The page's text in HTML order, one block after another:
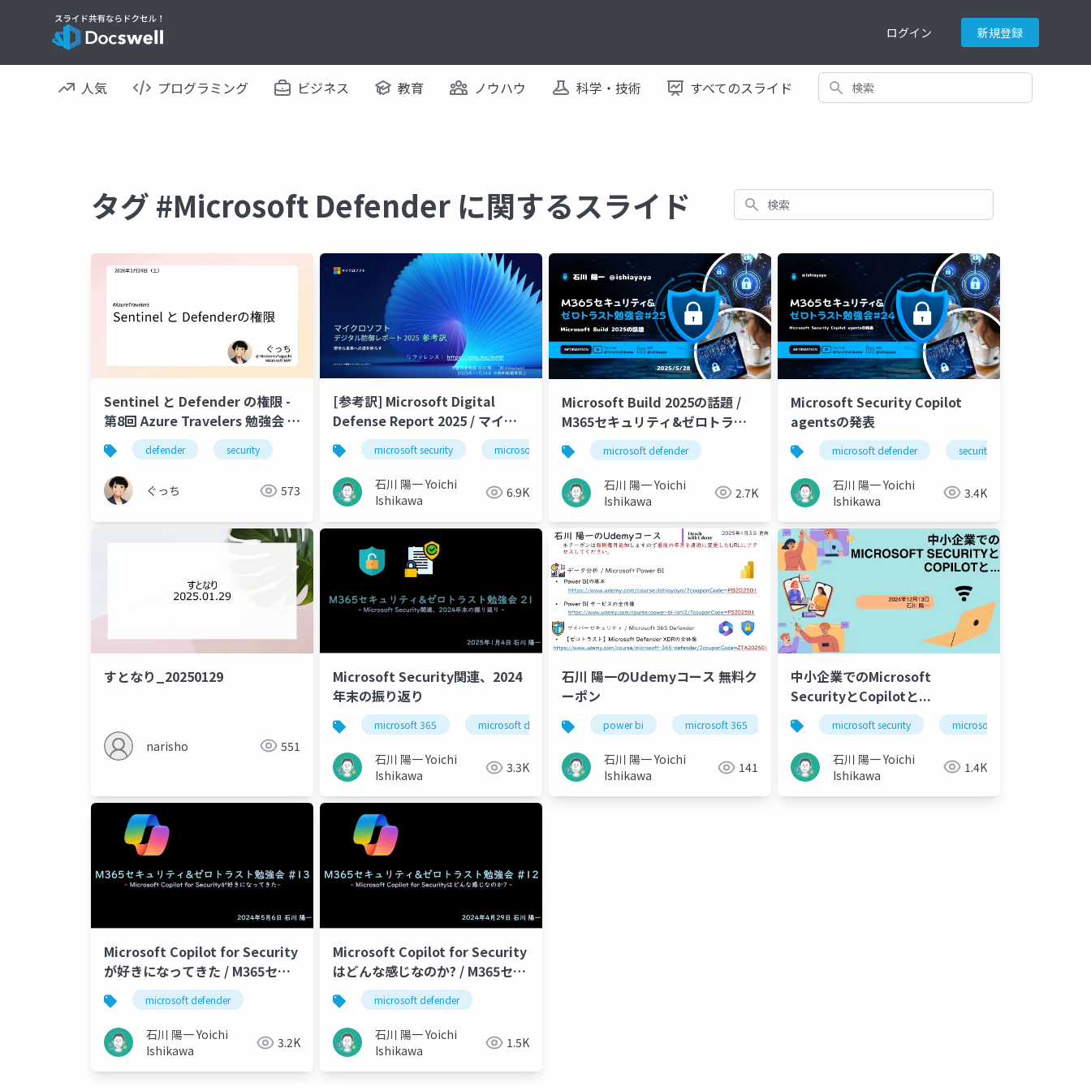
ログイン 新規登録
人気 プログラミング ビジネス 教育 ノウハウ 科学・技術 すべてのスライド 検索
タグ #Microsoft Defender に関するスライド 検索
Sentinel と Defender の権限 -
第8回 Azure Travelers 勉強会 仙
台の旅defender security
ぐっち 573
[参考訳] Microsoft Digital
Defense Report 2025 / マイク
ロソフト デジタル防御レポート
2025
microsoft security microsoft defender
石川 陽一 Yoichi
Ishikawa
6.9K
Microsoft Build 2025の話題 /
M365セキュリティ&ゼロトラス
ト勉強会 25microsoft defender
石川 陽一 Yoichi
Ishikawa
2.7K
Microsoft Security Copilot
agentsの発表
microsoft defender securitycopilot
石川 陽一 Yoichi
Ishikawa
3.4K
すとなり_20250129
narisho 551
Microsoft Security関連、2024
年末の振り返り
microsoft 365 microsoft defender intune security
石川 陽一 Yoichi
Ishikawa
3.3K
石川 陽一のUdemyコース 無料ク
ーポン
power bi microsoft 365 microsoft defender
石川 陽一 Yoichi
Ishikawa
141
中小企業でのMicrosoft
SecurityとCopilotと...
microsoft security microsoft defender
石川 陽一 Yoichi
Ishikawa
1.4K
Microsoft Copilot for Security
が好きになってきた / M365セキ
ュリティ&ゼロトラスト勉強会
#13
microsoft defender
石川 陽一 Yoichi
Ishikawa
3.2K
Microsoft Copilot for Security
はどんな感じなのか? / M365セキ
ュリティ&ゼロトラスト勉強会
#12
microsoft defender
石川 陽一 Yoichi
Ishikawa
1.5K